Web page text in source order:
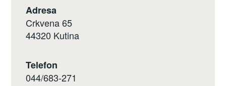
Adresa
Crkvena 65
44320 Kutina
Telefon
044/683-271